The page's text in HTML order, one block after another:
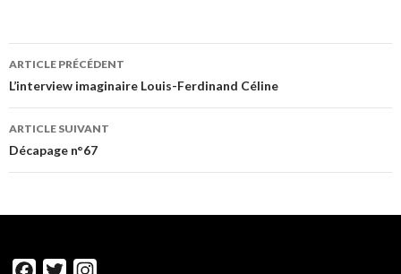
ARTICLE PRÉCÉDENT
L’interview imaginaire Louis-Ferdinand Céline
ARTICLE SUIVANT
Décapage n°67